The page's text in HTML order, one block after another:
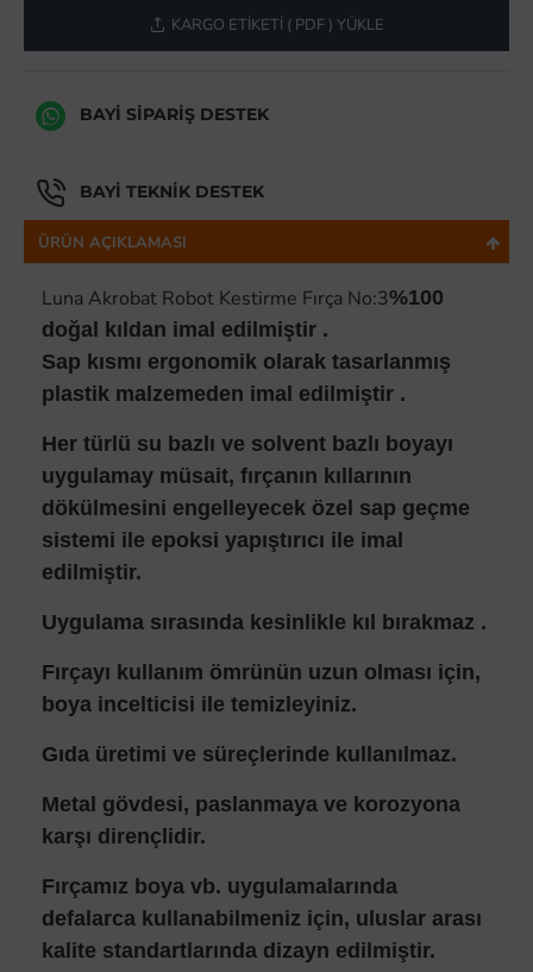
KARGO ETIKETI ( PDF ) YÜKLE
BAYI SIPARIŞ DESTEK
BAYI TEKNIK DESTEK
ÜRÜN AÇIKLAMASI
Luna Akrobat Robot Kestirme Fırça No:3%100
doğal kıldan imal edilmiştir .
Sap kısmı ergonomik olarak tasarlanmış
plastik malzemeden imal edilmiştir .
Her türlü su bazlı ve solvent bazlı boyayı
uygulamay müsait, fırçanın kıllarının
dökülmesini engelleyecek özel sap geçme
sistemi ile epoksi yapıştırıcı ile imal
edilmiştir.
Uygulama sırasında kesinlikle kıl bırakmaz .
Fırçayı kullanım ömrünün uzun olması için,
boya incelticisi ile temizleyiniz.
Gıda üretimi ve süreçlerinde kullanılmaz.
Metal gövdesi, paslanmaya ve korozyona
karşı dirençlidir.
Fırçamız boya vb. uygulamalarında
defalarca kullanabilmeniz için, uluslar arası
kalite standartlarında dizayn edilmiştir.